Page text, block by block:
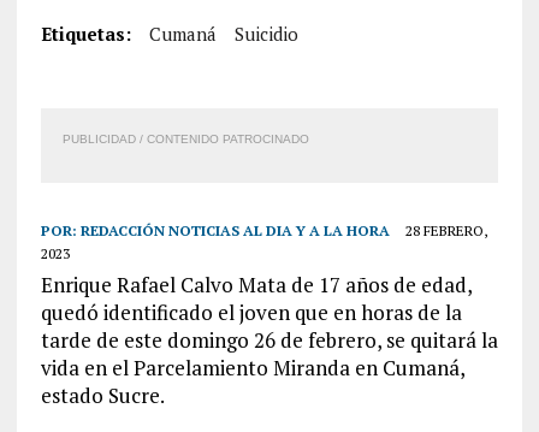
Etiquetas: Cumaná Suicidio
PUBLICIDAD / CONTENIDO PATROCINADO
POR: REDACCIÓN NOTICIAS AL DIA Y A LA HORA
28 FEBRERO,
2023
Enrique Rafael Calvo Mata de 17 años de edad,
quedó identificado el joven que en horas de la
tarde de este domingo 26 de febrero, se quitará la
vida en el Parcelamiento Miranda en Cumaná,
estado Sucre.